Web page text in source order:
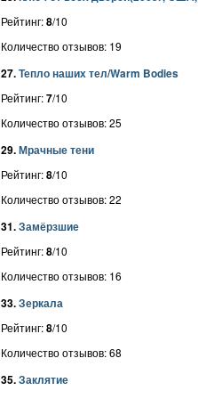
Рейтинг:8/10
Количество отзывов: 19
27.Тепло наших тел/Warm Bodies
Рейтинг:7/10
Количество отзывов: 25
29.Мрачные тени
Рейтинг:8/10
Количество отзывов: 22
31.Замёрзшие
Рейтинг:8/10
Количество отзывов: 16
33.Зеркала
Рейтинг:8/10
Количество отзывов: 68
35.Заклятие